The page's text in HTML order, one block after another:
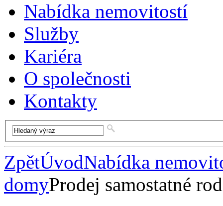
Nabídka nemovitostí
Služby
Kariéra
O společnosti
Kontakty
ZpětÚvodNabídka
domyProdej samostatné